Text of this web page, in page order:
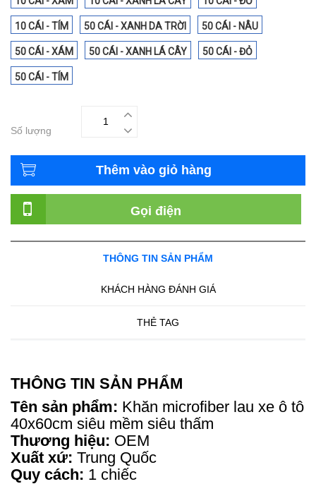
10 CÁI - TÍM 50 CÁI - XANH DA TRỜI 50 CÁI - NÂU
50 CÁI - XÁM 50 CÁI - XANH LÁ CÂY 50 CÁI - ĐỎ
50 CÁI - TÍM
Số lượng
Thêm vào giỏ hàng
Gọi điện
THÔNG TIN SẢN PHẨM
KHÁCH HÀNG ĐÁNH GIÁ
THẺ TAG
THÔNG TIN SẢN PHẨM
Tên sản phẩm: Khăn microfiber lau xe ô tô
40x60cm siêu mềm siêu thấm
Thương hiệu: OEM
Xuất xứ: Trung Quốc
Quy cách: 1 chiếc